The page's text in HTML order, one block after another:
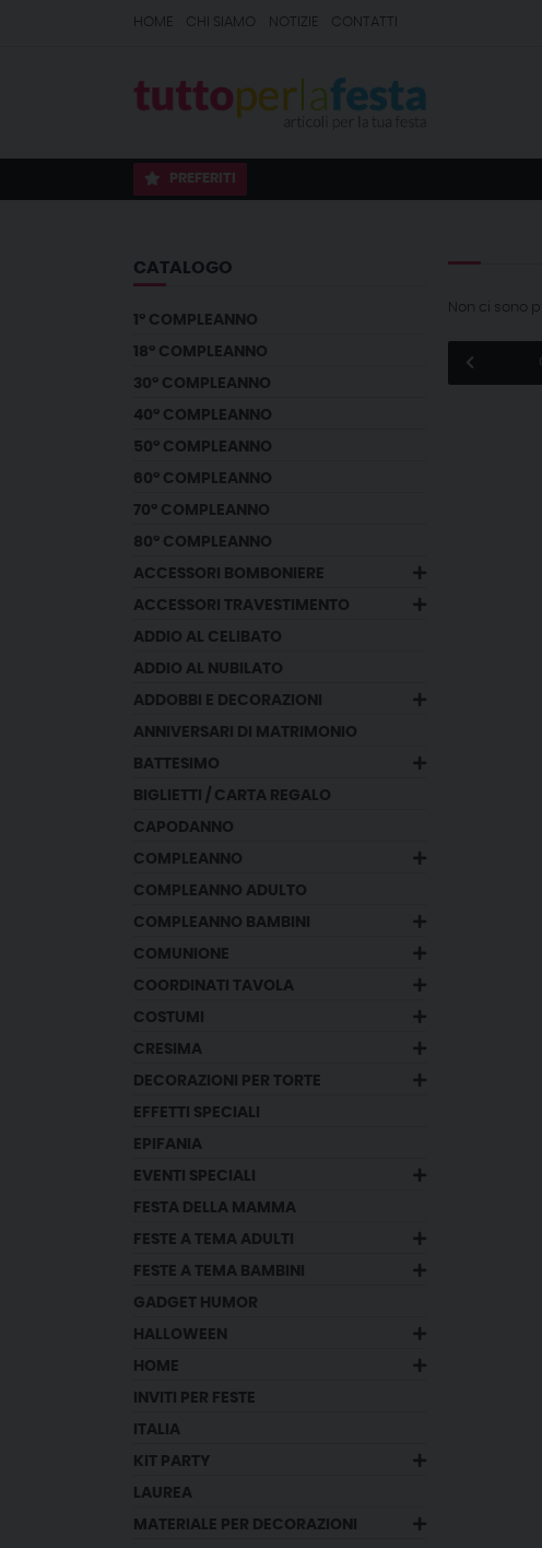
HOME CHI SIAMO NOTIZIE CONTATTI
PREFERITI
CATALOGO
1° COMPLEANNO
18° COMPLEANNO
30° COMPLEANNO
40° COMPLEANNO
50° COMPLEANNO
60° COMPLEANNO
70° COMPLEANNO
80° COMPLEANNO
ACCESSORI BOMBONIERE
ACCESSORI TRAVESTIMENTO
ADDIO AL CELIBATO
ADDIO AL NUBILATO
ADDOBBI E DECORAZIONI
ANNIVERSARI DI MATRIMONIO
BATTESIMO
BIGLIETTI / CARTA REGALO
CAPODANNO
COMPLEANNO
COMPLEANNO ADULTO
COMPLEANNO BAMBINI
COMUNIONE
COORDINATI TAVOLA
COSTUMI
CRESIMA
DECORAZIONI PER TORTE
EFFETTI SPECIALI
EPIFANIA
EVENTI SPECIALI
FESTA DELLA MAMMA
FESTE A TEMA ADULTI
FESTE A TEMA BAMBINI
GADGET HUMOR
HALLOWEEN
HOME
INVITI PER FESTE
ITALIA
KIT PARTY
LAUREA
MATERIALE PER DECORAZIONI
Non ci sono